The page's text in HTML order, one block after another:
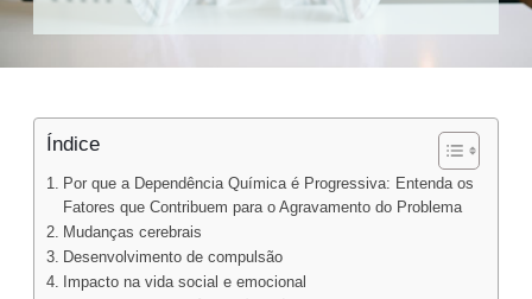
Índice
Por que a Dependência Química é Progressiva: Entenda os
Fatores que Contribuem para o Agravamento do Problema
Mudanças cerebrais
Desenvolvimento de compulsão
Impacto na vida social e emocional